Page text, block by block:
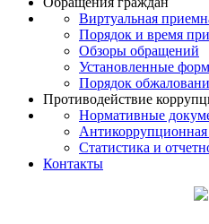
Виртуальная
Порядок и время
Обзоры обращений
Установленные
Порядок
Противодействие
Нормативные
Антикоррупционная
Статистика и
Контакты